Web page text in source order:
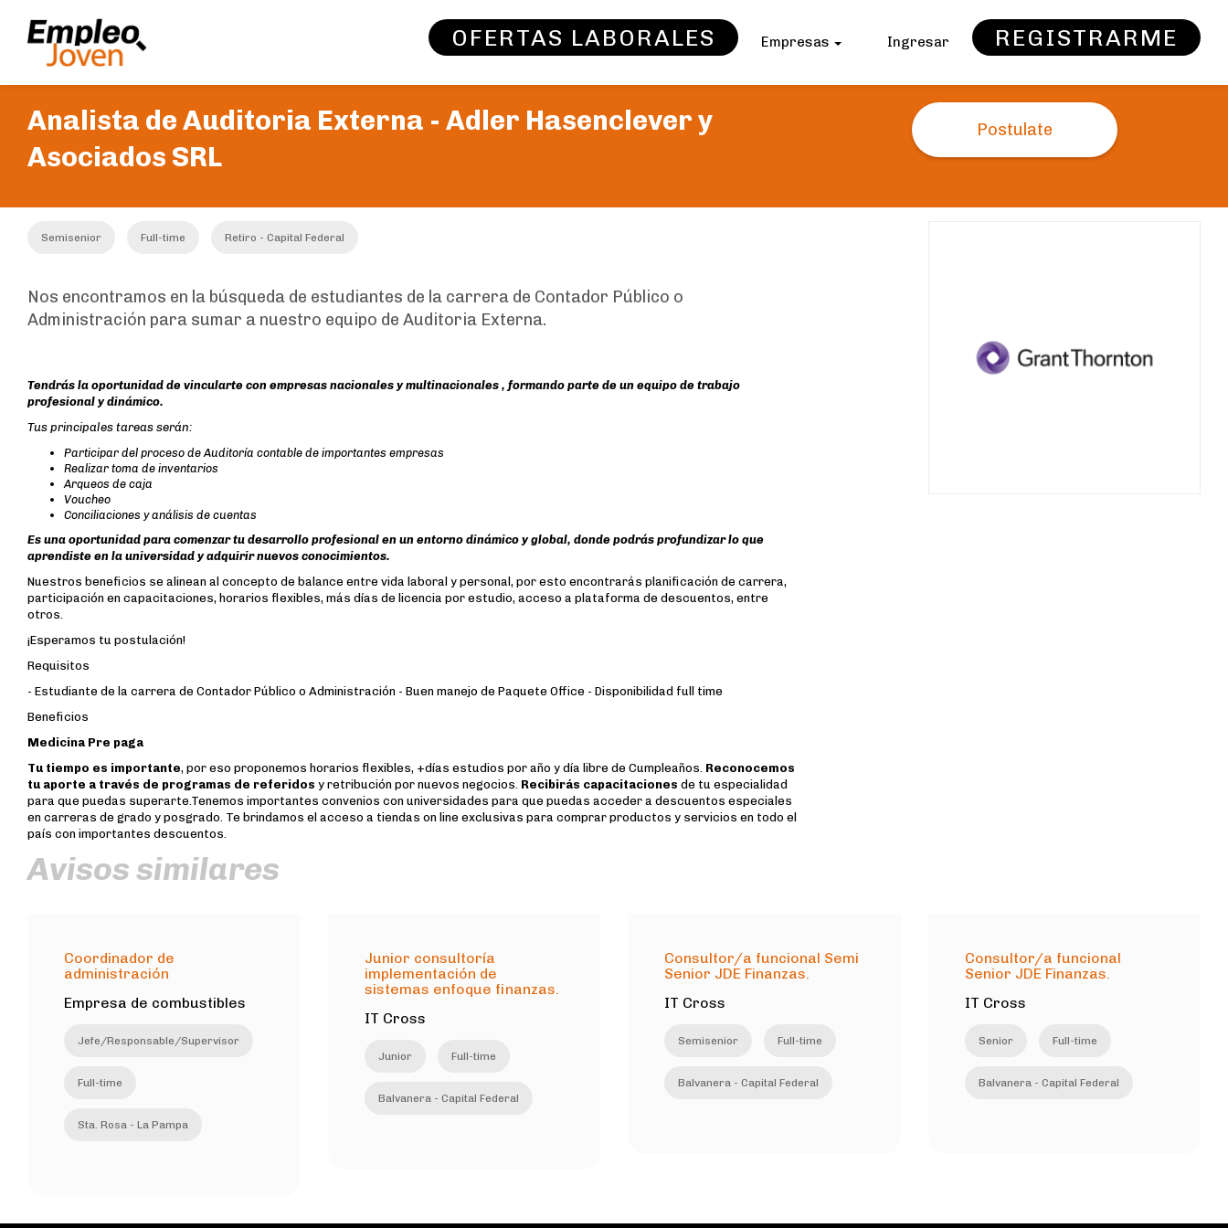
OFERTAS LABORALES Empresas Ingresar REGISTRARME
Analista de Auditoria Externa - Adler Hasenclever y
Asociados SRL
Postulate
Semisenior Full-time Retiro - Capital Federal
Nos encontramos en la búsqueda de estudiantes de la carrera de Contador Público o
Administración para sumar a nuestro equipo de Auditoria Externa.
Tendrás la oportunidad de vincularte con empresas nacionales y multinacionales , formando parte de un equipo de trabajo
profesional y dinámico.
Tus principales tareas serán:
Participar del proceso de Auditoría contable de importantes empresas
Realizar toma de inventarios
Arqueos de caja
Voucheo
Conciliaciones y análisis de cuentas
Es una oportunidad para comenzar tu desarrollo profesional en un entorno dinámico y global, donde podrás profundizar lo que
aprendiste en la universidad y adquirir nuevos conocimientos.
Nuestros beneficios se alinean al concepto de balance entre vida laboral y personal, por esto encontrarás planificación de carrera,
participación en capacitaciones, horarios flexibles, más días de licencia por estudio, acceso a plataforma de descuentos, entre
otros.
¡Esperamos tu postulación!
Requisitos
- Estudiante de la carrera de Contador Público o Administración - Buen manejo de Paquete Office - Disponibilidad full time
Beneficios
Medicina Pre paga
Tu tiempo es importante, por eso proponemos horarios flexibles, +días estudios por año y día libre de Cumpleaños. Reconocemos
tu aporte a través de programas de referidos y retribución por nuevos negocios. Recibirás capacitaciones de tu especialidad
para que puedas superarte.Tenemos importantes convenios con universidades para que puedas acceder a descuentos especiales
en carreras de grado y posgrado. Te brindamos el acceso a tiendas on line exclusivas para comprar productos y servicios en todo el
país con importantes descuentos.
Avisos similares
Coordinador de
administración
Empresa de combustibles
Jefe/Responsable/Supervisor
Full-time
Sta. Rosa - La Pampa
Junior consultoría
implementación de
sistemas enfoque finanzas.
IT Cross
Junior Full-time
Balvanera - Capital Federal
Consultor/a funcional Semi
Senior JDE Finanzas.
IT Cross
Semisenior Full-time
Balvanera - Capital Federal
Consultor/a funcional
Senior JDE Finanzas.
IT Cross
Senior Full-time
Balvanera - Capital Federal